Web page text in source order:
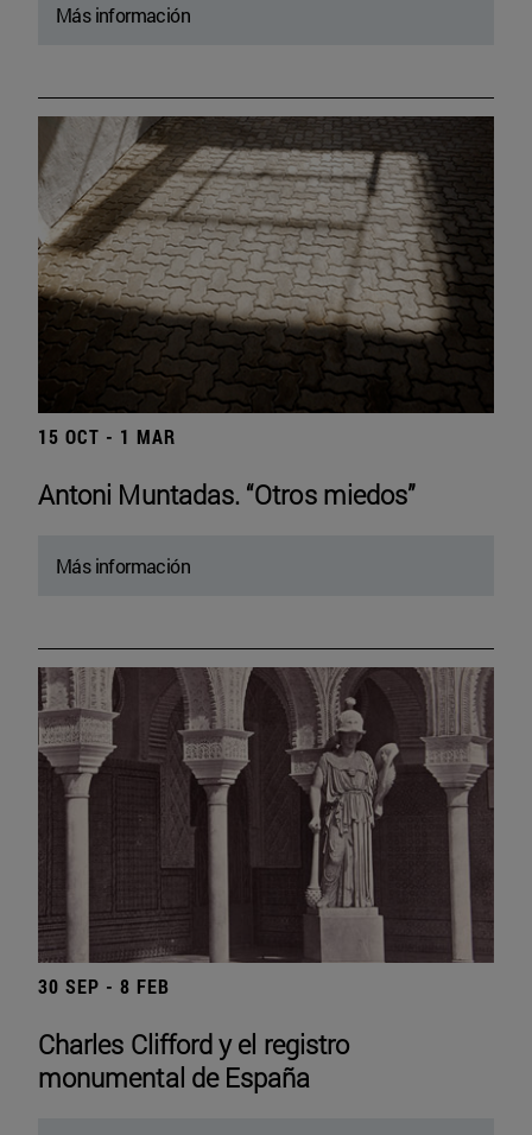
Más información
15 OCT - 1 MAR
Antoni Muntadas. “Otros miedos”
Más información
30 SEP - 8 FEB
Charles Clifford y el registro
monumental de España